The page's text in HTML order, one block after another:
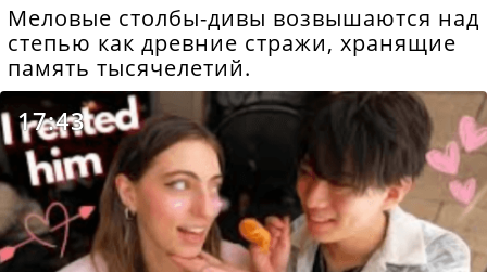
Меловые столбы-дивы возвышаются над
степью как древние стражи, хранящие
память тысячелетий.
17:43